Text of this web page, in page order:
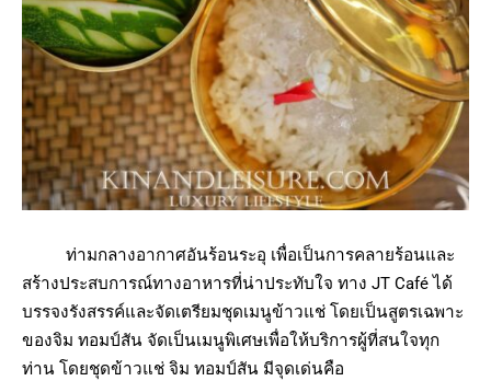
ท่ามกลางอากาศอันร้อนระอุ เพื่อเป็นการคลายร้อนและ
สร้างประสบการณ์ทางอาหารที่น่าประทับใจ ทาง JT Café ได้
บรรจงรังสรรค์และจัดเตรียมชุดเมนูข้าวแช่ โดยเป็นสูตรเฉพาะ
ของจิม ทอมป์สัน จัดเป็นเมนูพิเศษเพื่อให้บริการผู้ที่สนใจทุก
ท่าน โดยชุดข้าวแช่ จิม ทอมป์สัน มีจุดเด่นคือ